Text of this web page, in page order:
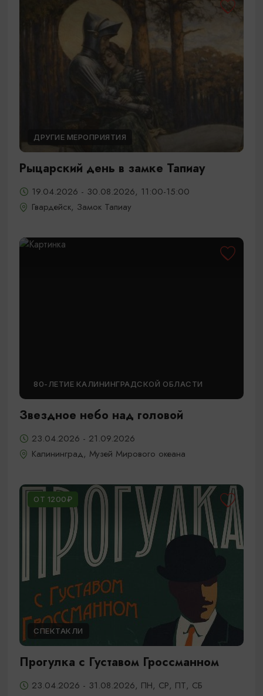
ДРУГИЕ МЕРОПРИЯТИЯ
Рыцарский день в замке Тапиау
19.04.2026 - 30.08.2026, 11:00-15:00
Гвардейск, Замок Тапиау
80-ЛЕТИЕ КАЛИНИНГРАДСКОЙ ОБЛАСТИ
Звездное небо над головой
23.04.2026 - 21.09.2026
Калининград, Музей Мирового океана
ОТ 1200₽
СПЕКТАКЛИ
Прогулка с Густавом Гроссманном
23.04.2026 - 31.08.2026, ПН, СР, ПТ, СБ